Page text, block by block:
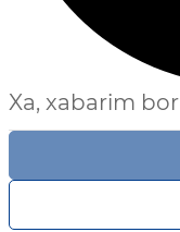
Xa, xabarim bor